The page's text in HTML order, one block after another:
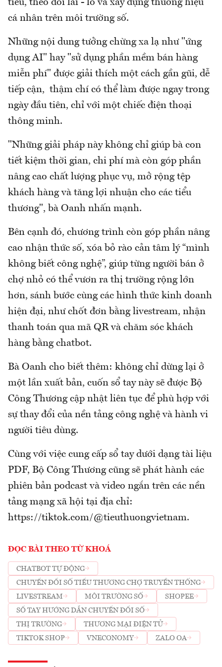
tiêu, theo dõi lãi - lỗ và xây dựng thương hiệu
cá nhân trên môi trường số.
Những nội dung tưởng chừng xa lạ như "ứng
dụng AI" hay "sử dụng phần mềm bán hàng
miễn phí" được giải thích một cách gần gũi, dễ
tiếp cận, thậm chí có thể làm được ngay trong
ngày đầu tiên, chỉ với một chiếc điện thoại
thông minh.
"Những giải pháp này không chỉ giúp bà con
tiết kiệm thời gian, chi phí mà còn góp phần
nâng cao chất lượng phục vụ, mở rộng tệp
khách hàng và tăng lợi nhuận cho các tiểu
thương", bà Oanh nhấn mạnh.
Bên cạnh đó, chương trình còn góp phần nâng
cao nhận thức số, xóa bỏ rào cản tâm lý “mình
không biết công nghệ”, giúp từng người bán ở
chợ nhỏ có thể vươn ra thị trường rộng lớn
hơn, sánh bước cùng các hình thức kinh doanh
hiện đại, như chốt đơn bằng livestream, nhận
thanh toán qua mã QR và chăm sóc khách
hàng bằng chatbot.
Bà Oanh cho biết thêm: không chỉ dừng lại ở
một lần xuất bản, cuốn sổ tay này sẽ được Bộ
Công Thương cập nhật liên tục để phù hợp với
sự thay đổi của nền tảng công nghệ và hành vi
người tiêu dùng.
Cùng với việc cung cấp sổ tay dưới dạng tài liệu
PDF, Bộ Công Thương cũng sẽ phát hành các
phiên bản podcast và video ngắn trên các nền
tảng mạng xã hội tại địa chỉ:
https://tiktok.com/@tieuthuongvietnam.
ĐỌC BÀI THEO TỪ KHOÁ
CHATBOT TỰ ĐỘNG
CHUYỂN ĐỔI SỐ TIỂU THƯƠNG CHỢ TRUYỀN THỐNG
LIVESTREAM
MÔI TRƯỜNG SỐ
SHOPEE
SỔ TAY HƯỚNG DẪN CHUYỂN ĐỔI SỐ
THỊ TRƯỜNG
THƯƠNG MẠI ĐIỆN TỬ
TIKTOK SHOP
VNECONOMY ZALO OA